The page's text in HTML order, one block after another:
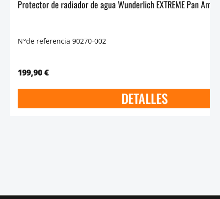
N°de referencia 90270-002
199,90 €
DETALLES